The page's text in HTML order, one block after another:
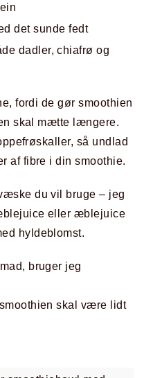
det sunde fedt
dadler, chiafrø og
fordi de gør smoothien
skal mætte længere.
så undlad
af fibre i din smoothie.
du vil bruge – jeg
eller æblejuice
hyldeblomst.
bruger jeg
skal være lidt